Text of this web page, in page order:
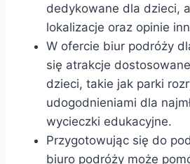
dedykowane dla dzieci,
lokalizacje oraz opinie
W ofercie biur podróży
się atrakcje
dzieci, takie jak parki
udogodnieniami dla
wycieczki edukacyjne.
Przygotowując się do
biuro podróży może